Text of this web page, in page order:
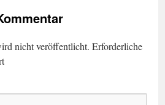
nicht veröffentlicht. Erforderliche